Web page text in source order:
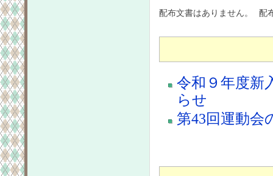
配布文書はありません。 配
令和９年度新
らせ
第43回運動会